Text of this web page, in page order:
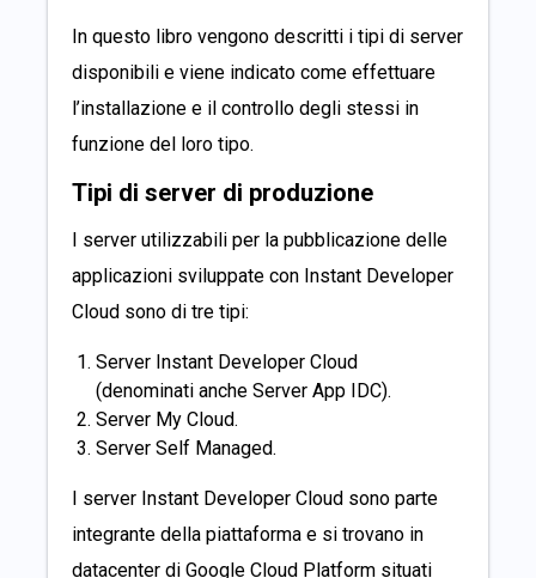
In questo libro vengono descritti i tipi di server
disponibili e viene indicato come effettuare
l’installazione e il controllo degli stessi in
funzione del loro tipo.
Tipi di server di produzione
I server utilizzabili per la pubblicazione delle
applicazioni sviluppate con Instant Developer
Cloud sono di tre tipi:
Server Instant Developer Cloud
(denominati anche Server App IDC).
Server My Cloud.
Server Self Managed.
I server Instant Developer Cloud sono parte
integrante della piattaforma e si trovano in
datacenter di Google Cloud Platform situati